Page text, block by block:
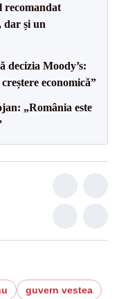
recomandat
dar și un
decizia Moody’s:
economică”
„România este
guvern vestea